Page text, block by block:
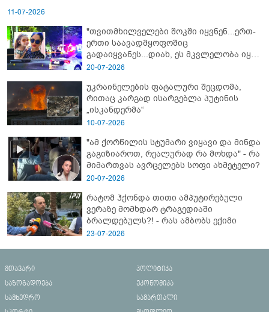
11-07-2026
"თვითმხილველები შოკში იყვნენ...ერთ-
ერთი საავადმყოფოშიც
გადაიყვანეს...დიახ, ეს მკვლელობა იყო"
- გორში დატრიალებული ტრაგედიის
20-07-2026
უკრაინელების ფატალური შეცდომა,
რითაც კარგად ისარგებლა პუტინის
„ისკანდერმა“
10-07-2026
"ამ ქორწილის სტუმარი ვიყავი და მინდა
გაგიზიაროთ, რეალურად რა მოხდა" - რა
მიმართვას ავრცელებს სოფი ახმეტელი?
20-07-2026
რატომ ჰქონდა თითი ამპუტირებული
ვერაზე მომხდარ ტრაგედიაში
ბრალდებულს?! - რას ამბობს ექიმი
23-07-2026
მთავარი
პოლიტიკა
საზოგადოება
ეკონომიკა
სამხედრო
სამართალი